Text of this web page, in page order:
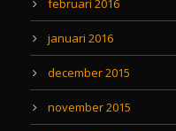
februari 2016
januari 2016
december 2015
november 2015